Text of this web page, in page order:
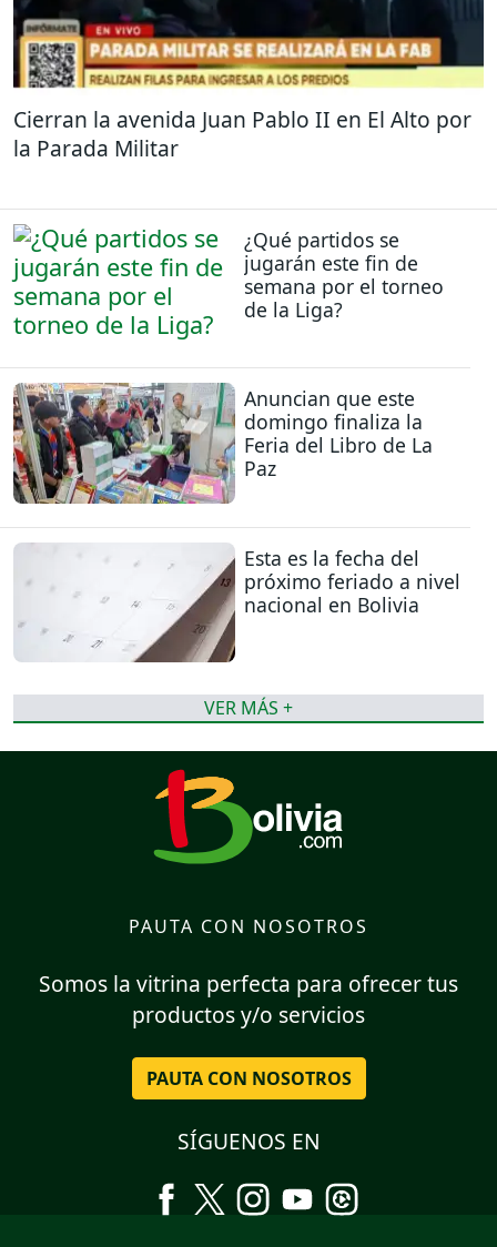
Cierran la avenida Juan Pablo II en El Alto por
la Parada Militar
¿Qué partidos se
jugarán este fin de
semana por el torneo
de la Liga?
Anuncian que este
domingo finaliza la
Feria del Libro de La
Paz
Esta es la fecha del
próximo feriado a nivel
nacional en Bolivia
VER MÁS +
PAUTA CON NOSOTROS
Somos la vitrina perfecta para ofrecer tus
productos y/o servicios
PAUTA CON NOSOTROS
SÍGUENOS EN